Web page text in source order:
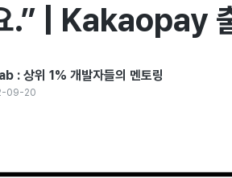
.” | Kakaopay
: 상위 1% 개발자들의 멘토링
09-20